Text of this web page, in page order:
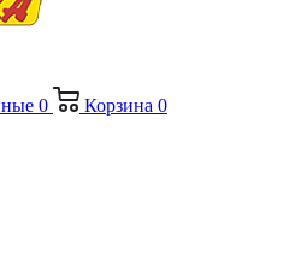
0 Корзина 0